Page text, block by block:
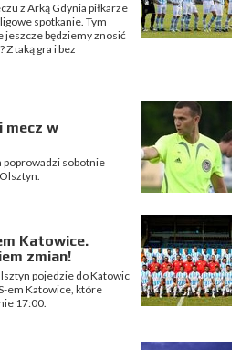
z Arką Gdynia piłkarze
spotkanie. Tym
jeszcze będziemy znosić
Z taką gra i bez
mecz w
poprowadzi sobotnie
Katowice.
zmian!
pojedzie do Katowic
em Katowice, które
17:00.